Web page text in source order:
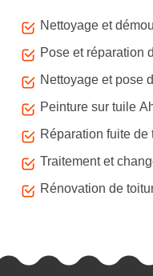
Nettoyage et
Pose et réparation
Nettoyage et pose
Peinture sur tuile
Réparation fuite de
Traitement et
Rénovation de